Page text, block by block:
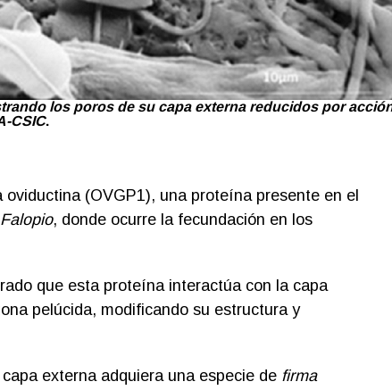
los poros de su capa externa reducidos por
CSIC.
(OVGP1), una proteína presente en el
, donde ocurre la fecundación en los
que esta proteína interactúa con la capa
pelúcida, modificando su estructura y
externa adquiera una especie de firma